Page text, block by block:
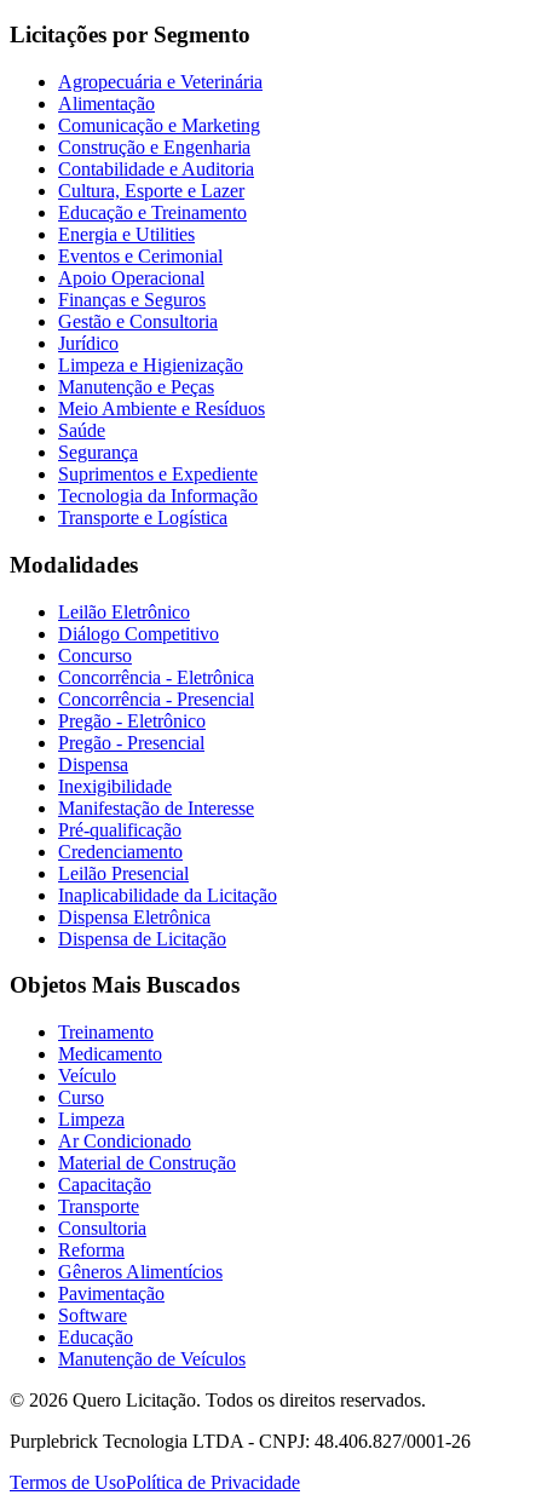
Licitações por Segmento
Agropecuária e Veterinária
Alimentação
Comunicação e Marketing
Construção e Engenharia
Contabilidade e Auditoria
Cultura, Esporte e Lazer
Educação e Treinamento
Energia e Utilities
Eventos e Cerimonial
Apoio Operacional
Finanças e Seguros
Gestão e Consultoria
Jurídico
Limpeza e Higienização
Manutenção e Peças
Meio Ambiente e Resíduos
Saúde
Segurança
Suprimentos e Expediente
Tecnologia da Informação
Transporte e Logística
Modalidades
Leilão Eletrônico
Diálogo Competitivo
Concurso
Concorrência - Eletrônica
Concorrência - Presencial
Pregão - Eletrônico
Pregão - Presencial
Dispensa
Inexigibilidade
Manifestação de Interesse
Pré-qualificação
Credenciamento
Leilão Presencial
Inaplicabilidade da Licitação
Dispensa Eletrônica
Dispensa de Licitação
Objetos Mais Buscados
Treinamento
Medicamento
Veículo
Curso
Limpeza
Ar Condicionado
Material de Construção
Capacitação
Transporte
Consultoria
Reforma
Gêneros Alimentícios
Pavimentação
Software
Educação
Manutenção de Veículos
© 2026 Quero Licitação. Todos os direitos reservados.
Purplebrick Tecnologia LTDA - CNPJ: 48.406.827/0001-26
Termos de UsoPolítica de Privacidade